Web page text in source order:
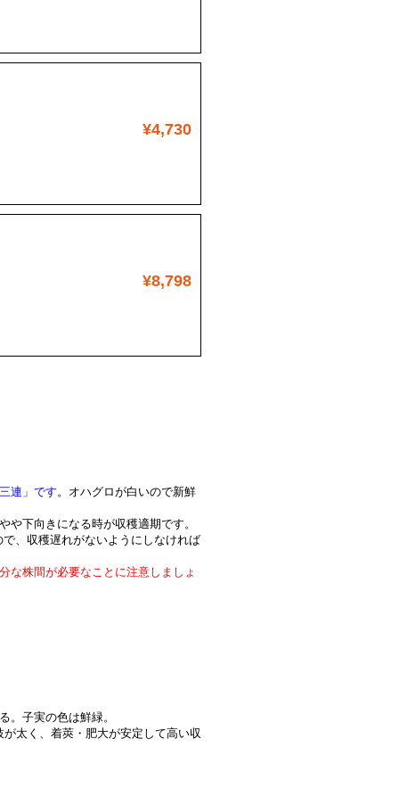
¥4,730
¥8,798
連」です 。オハグロが白いので新鮮
下向きになる時が収穫適期です。
、収穫遅れがないようにしなければ
な株間が必要なことに注意しましょ
。子実の色は鮮緑。
太く、着莢・肥大が安定して高い収